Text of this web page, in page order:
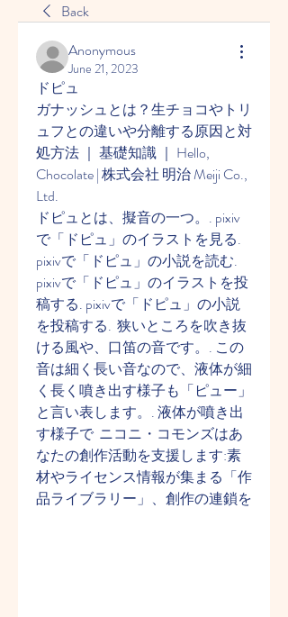
Back
Anonymous
June 21, 2023
ドピュ
ガナッシュとは？生チョコやトリ
ュフとの違いや分離する原因と対
処方法 ｜ 基礎知識 ｜ Hello,
Chocolate | 株式会社 明治 Meiji Co.,
Ltd.
ドピュとは、擬音の一つ。. pixiv
で「ドピュ」のイラストを見る.
pixivで「ドピュ」の小説を読む.
pixivで「ドピュ」のイラストを投
稿する. pixivで「ドピュ」の小説
を投稿する.  狭いところを吹き抜
ける風や、口笛の音です。. この
音は細く長い音なので、液体が細
く長く噴き出す様子も「ピュー」
と言い表します。. 液体が噴き出
す様子で  ニコニ・コモンズはあ
なたの創作活動を支援します:素
材やライセンス情報が集まる「作
品ライブラリー」、創作の連鎖を